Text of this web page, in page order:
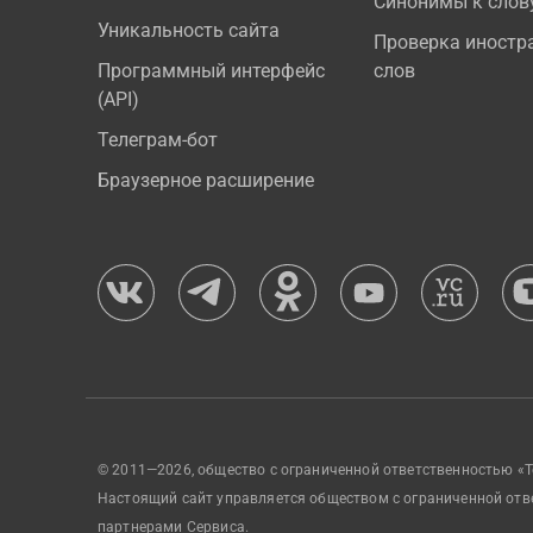
Уникальность сайта
Программный интерфейс
(API)
Телеграм-бот
Браузерное расширение
Проверка
слов
© 2011—2026, общество с ограниченной ответственностью
Настоящий сайт управляется обществом с ограниченной
партнерами Сервиса.